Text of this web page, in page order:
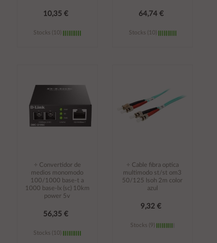
10,35 €
Stocks (10)
64,74 €
Stocks (10)
÷ Convertidor de
medios monomodo
100/1000 base-t a
1000 base-lx (sc) 10km
power 5v
56,35 €
Stocks (10)
÷ Cable fibra optica
multimodo st/st om3
50/125 lsoh 2m color
azul
9,32 €
Stocks (9)